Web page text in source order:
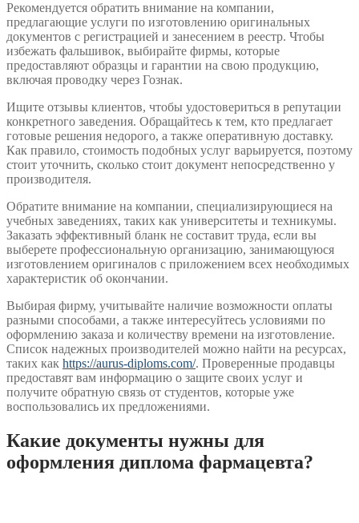
Рекомендуется обратить внимание на компании,
предлагающие услуги по изготовлению оригинальных
документов с регистрацией и занесением в реестр. Чтобы
избежать фальшивок, выбирайте фирмы, которые
предоставляют образцы и гарантии на свою продукцию,
включая проводку через Гознак.
Ищите отзывы клиентов, чтобы удостовериться в репутации
конкретного заведения. Обращайтесь к тем, кто предлагает
готовые решения недорого, а также оперативную доставку.
Как правило, стоимость подобных услуг варьируется, поэтому
стоит уточнить, сколько стоит документ непосредственно у
производителя.
Обратите внимание на компании, специализирующиеся на
учебных заведениях, таких как университеты и техникумы.
Заказать эффективный бланк не составит труда, если вы
выберете профессиональную организацию, занимающуюся
изготовлением оригиналов с приложением всех необходимых
характеристик об окончании.
Выбирая фирму, учитывайте наличие возможности оплаты
разными способами, а также интересуйтесь условиями по
оформлению заказа и количеству времени на изготовление.
Список надежных производителей можно найти на ресурсах,
таких как https://aurus-diploms.com/. Проверенные продавцы
предоставят вам информацию о защите своих услуг и
получите обратную связь от студентов, которые уже
воспользовались их предложениями.
Какие документы нужны для
оформления диплома фармацевта?